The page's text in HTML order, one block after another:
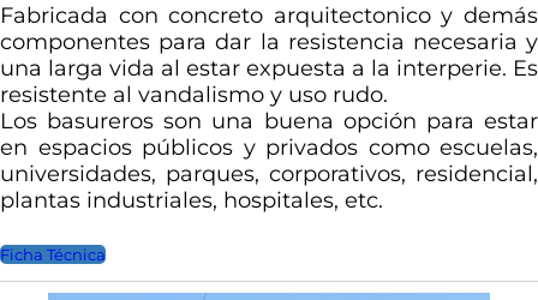
Fabricada con concreto arquitectonico y demás
componentes para dar la resistencia necesaria y
una larga vida al estar expuesta a la interperie. Es
resistente al vandalismo y uso rudo.
Los basureros son una buena opción para estar
en espacios públicos y privados como escuelas,
universidades, parques, corporativos, residencial,
plantas industriales, hospitales, etc.
Ficha Técnica